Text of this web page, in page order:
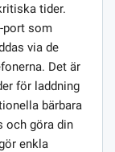
tider.
port som
via de
Det är
för laddning
bärbara
och göra din
enkla